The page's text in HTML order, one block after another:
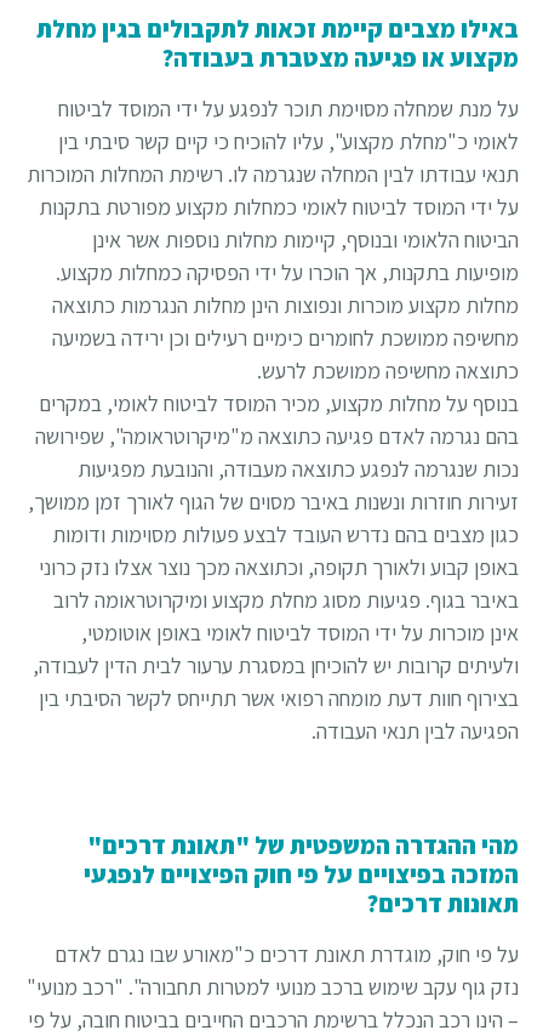
באילו מצבים קיימת זכאות לתקבולים בגין מחלת
מקצוע או פגיעה מצטברת בעבודה?
על מנת שמחלה מסוימת תוכר לנפגע על ידי המוסד לביטוח
לאומי כ"מחלת מקצוע", עליו להוכיח כי קיים קשר סיבתי בין
תנאי עבודתו לבין המחלה שנגרמה לו. רשימת המחלות המוכרות
על ידי המוסד לביטוח לאומי כמחלות מקצוע מפורטת בתקנות
הביטוח הלאומי ובנוסף, קיימות מחלות נוספות אשר אינן
מופיעות בתקנות, אך הוכרו על ידי הפסיקה כמחלות מקצוע.
מחלות מקצוע מוכרות ונפוצות הינן מחלות הנגרמות כתוצאה
מחשיפה ממושכת לחומרים כימיים רעילים וכן ירידה בשמיעה
כתוצאה מחשיפה ממושכת לרעש.
בנוסף על מחלות מקצוע, מכיר המוסד לביטוח לאומי, במקרים
בהם נגרמה לאדם פגיעה כתוצאה מ"מיקרוטראומה", שפירושה
נכות שנגרמה לנפגע כתוצאה מעבודה, והנובעת מפגיעות
זעירות חוזרות ונשנות באיבר מסוים של הגוף לאורך זמן ממושך,
כגון מצבים בהם נדרש העובד לבצע פעולות מסוימות ודומות
באופן קבוע ולאורך תקופה, וכתוצאה מכך נוצר אצלו נזק כרוני
באיבר בגוף. פגיעות מסוג מחלת מקצוע ומיקרוטראומה לרוב
אינן מוכרות על ידי המוסד לביטוח לאומי באופן אוטומטי,
ולעיתים קרובות יש להוכיחן במסגרת ערעור לבית הדין לעבודה,
בצירוף חוות דעת מומחה רפואי אשר תתייחס לקשר הסיבתי בין
הפגיעה לבין תנאי העבודה.
מהי ההגדרה המשפטית של "תאונת דרכים"
המזכה בפיצויים על פי חוק הפיצויים לנפגעי
תאונות דרכים?
על פי חוק, מוגדרת תאונת דרכים כ"מאורע שבו נגרם לאדם
נזק גוף עקב שימוש ברכב מנועי למטרות תחבורה". "רכב מנועי"
– הינו רכב הנכלל ברשימת הרכבים החייבים בביטוח חובה, על פי